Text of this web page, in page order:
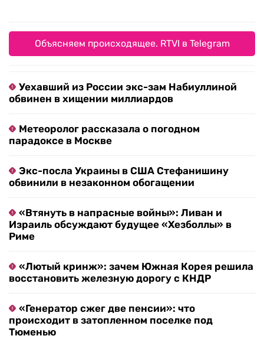
Объясняем происходящее. RTVI в Telegram
Уехавший из России экс-зам Набиуллиной
обвинен в хищении миллиардов
Метеоролог рассказала о погодном
парадоксе в Москве
Экс-посла Украины в США Стефанишину
обвинили в незаконном обогащении
«Втянуть в напрасные войны»: Ливан и
Израиль обсуждают будущее «Хезболлы» в
Риме
«Лютый кринж»: зачем Южная Корея решила
восстановить железную дорогу с КНДР
«Генератор сжег две пенсии»: что
происходит в затопленном поселке под
Тюменью